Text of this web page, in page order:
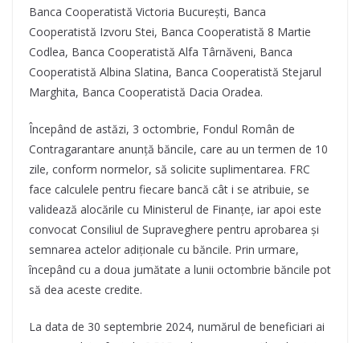
Banca Cooperatistă Victoria București, Banca
Cooperatistă Izvoru Stei, Banca Cooperatistă 8 Martie
Codlea, Banca Cooperatistă Alfa Târnăveni, Banca
Cooperatistă Albina Slatina, Banca Cooperatistă Stejarul
Marghita, Banca Cooperatistă Dacia Oradea.
Începând de astăzi, 3 octombrie, Fondul Român de
Contragarantare anunță băncile, care au un termen de 10
zile, conform normelor, să solicite suplimentarea. FRC
face calculele pentru fiecare bancă cât i se atribuie, se
validează alocările cu Ministerul de Finanțe, iar apoi este
convocat Consiliul de Supraveghere pentru aprobarea și
semnarea actelor adiționale cu băncile. Prin urmare,
începând cu a doua jumătate a lunii octombrie băncile pot
să dea aceste credite.
La data de 30 septembrie 2024, numărul de beneficiari ai